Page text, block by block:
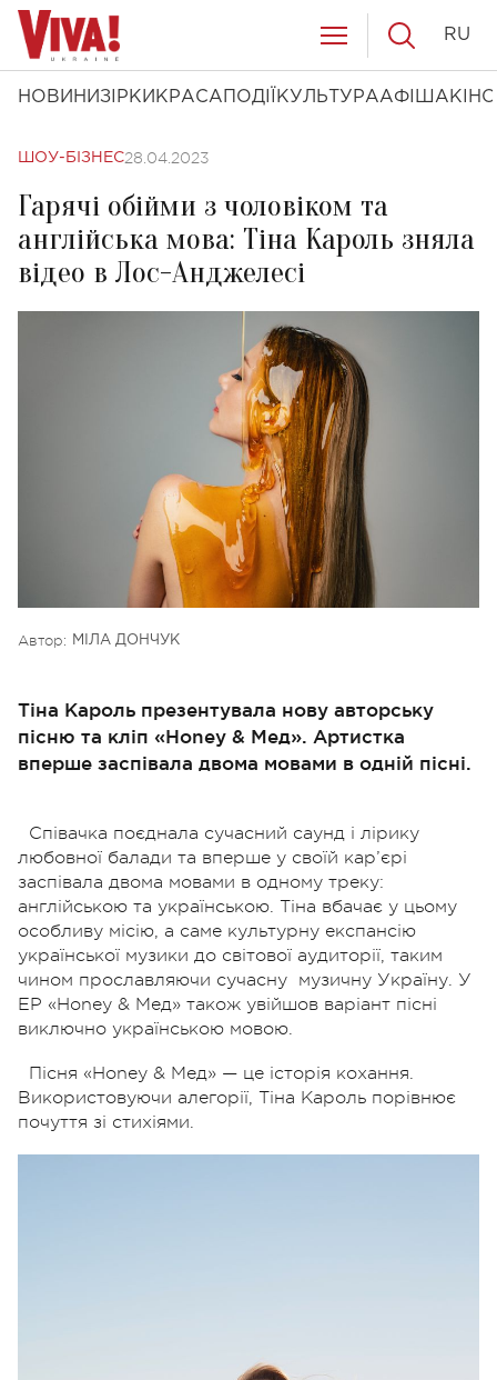
НОВИНИ ЗІРКИ КРАСА ПОДІЇ КУЛЬТУРААФІША КІНО
RU
ШОУ-БІЗНЕС28.04.2023
Гарячі обійми з чоловіком та
англійська мова: Тіна Кароль зняла
відео в Лос-Анджелесі
Автор: МІЛА ДОНЧУК
Тіна Кароль презентувала нову авторську
пісню та кліп «Honey & Мед». Артистка
вперше заспівала двома мовами в одній пісні.
Співачка поєднала сучасний саунд і лірику
любовної балади та вперше у своїй кар’єрі
заспівала двома мовами в одному треку:
англійською та українською. Тіна вбачає у цьому
особливу місію, а саме культурну експансію
української музики до світової аудиторії, таким
чином прославляючи сучасну
музичну Україну. У
EP «Honey & Мед» також увійшов варіант пісні
виключно українською мовою.
Пісня «Honey & Мед» — це історія кохання.
Використовуючи алегорії, Тіна Кароль порівнює
почуття зі стихіями.